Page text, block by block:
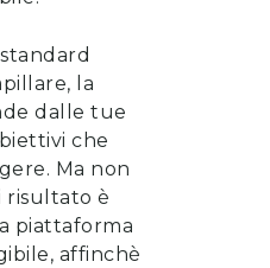
la
dalle tue
che
Ma non
risultato è
piattaforma
affinchè